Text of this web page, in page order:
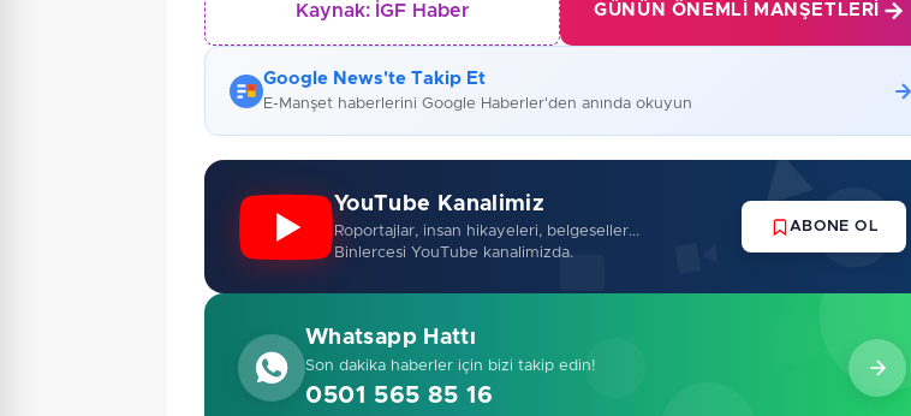
Kaynak: İGF Haber GÜNÜN ÖNEMLI MANŞETLERI
Google News'te Takip Et
E-Manşet haberlerini Google Haberler'den anında okuyun
YouTube Kanalimiz
Roportajlar, insan hikayeleri, belgeseller...
Binlercesi YouTube kanalimizda.
ABONE OL
Whatsapp Hattı
Son dakika haberler için bizi takip edin!
0501 565 85 16